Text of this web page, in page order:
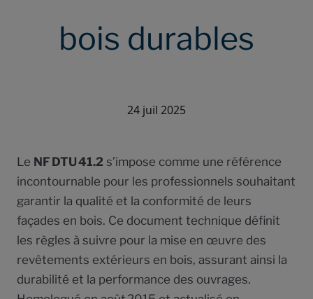
bois durables
24 juil 2025
Le NF DTU 41.2 s’impose comme une référence
incontournable pour les professionnels souhaitant
garantir la qualité et la conformité de leurs
façades en bois. Ce document technique définit
les règles à suivre pour la mise en œuvre des
revêtements extérieurs en bois, assurant ainsi la
durabilité et la performance des ouvrages.